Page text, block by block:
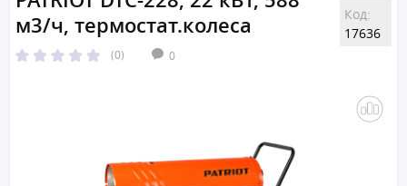
м3/ч, термостат.колеса
(0) 0
Код:
17636